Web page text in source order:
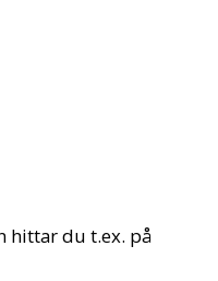
hittar du t.ex. på